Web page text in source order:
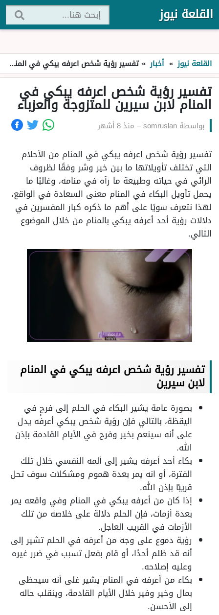
القلعة نيوز
القلعة نيوز » أخبار » تفسير رؤية شخص اعرفه يبكي في المنام لابن سيرين للمتزوجة والعزباء
تفسير رؤية شخص اعرفه يبكي في
المنام لابن سيرين للمتزوجة والعزباء
بواسطة somruslan
– منذ 8 أشهر
تفسير رؤية شخص اعرفه يبكي في المنام من الأحلام
التي تختلف تأويلاتها ما بين خير وشر وفقًا لظروف
الرائي في حياته وطبيعة ما رآه في منامه، وغالبًا ما
يحمل تأويل البكاء في المنام معنى السعادة في الواقع،
لهذا نتعرف سويًا على أهم ما ذكره كبار المفسرين في
دلالات رؤية أحد أعرفه يبكي بالمنام من خلال الموضوع
التالي.
تفسير رؤية شخص اعرفه يبكي في المنام
لابن سيرين
بصورة عامة يشير البكاء في الحلم إلى فرحٍ في
اليقظة، بالتالي فإن رؤية شخص يبكي أعرفه يدل
على أنه سينعم بخير وفرح في الأيام القادمة بإذن
الله.
بكاء أحد أعرفه يشير إلى ألمه النفسي خلال تلك
الفترة، أو انه يمر بعدة هموم ومشكلات سوف تحل
قريبًا بإذن الله.
إذا كان من أعرفه يبكي في المنام وفي واقعه يمر
بعدة أزمات، فإن الحلم دلالة على خلاصه من تلك
الأزمات في القريب العاجل.
رؤية دموع على وجه من أعرفه في الحلم تشير إلى
أنه قد ظلم أحدًا، أو قام بفعل تسبب في ضرر غيره
وعليه إصلاحه.
بكاء من أعرفه في المنام يشير غلى أنه سيحظى
بمال وخير وفير خلال الأيام القادمة، وينقلب حاله
إلى الأحسن.